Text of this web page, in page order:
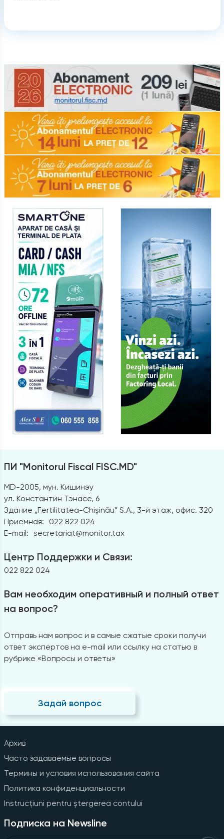
ПИ "Monitorul Fiscal FISC.MD"
MD-2005, мун. Кишинэу
ул. Константин Тэнасе, 6
Здание „Fertilitatea-Chișinău” S.A., 3-й этаж, офис. 320
Приемная:
022 822 024
E-mail: secretariat@monitor.tax
Центр Поддержки и Связи:
022 822 024
Вам необходим оперативный и полный ответ
на вопрос?
Отправь нам вопрос и в самые сжатые сроки получи
ответ экспертов на e-mail или ссылку на статью в
рубрике «Вопросы и ответы»
Задай вопрос
Архив
Часто задаваемые вопросы
Термины и условия использования сайта
Политика конфиденциальности
Instrucțiuni pentru ștergerea contului
Подписка на Newsline